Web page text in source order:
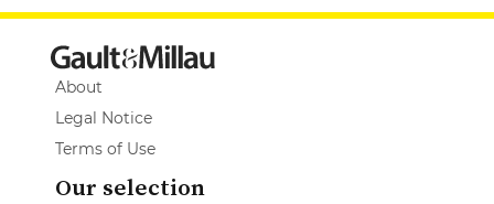
About
Legal Notice
Terms of Use
Our selection